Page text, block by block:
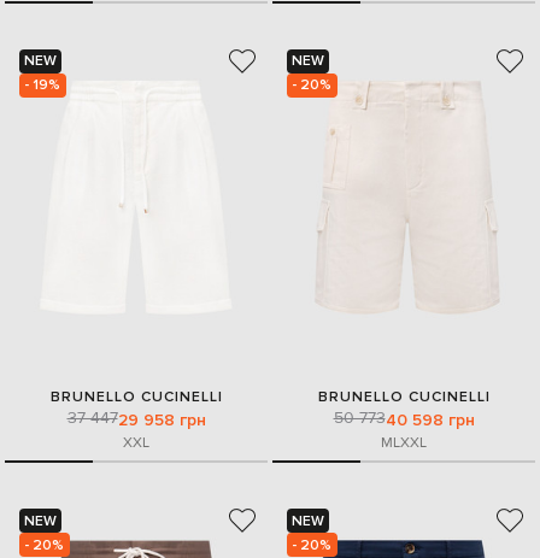
NEW
- 19%
BRUNELLO CUCINELLI
37 44729 958 грн
XXL
NEW
- 20%
BRUNELLO CUCINELLI
50 77340 598 грн
MLXXL
NEW
- 20%
NEW
- 20%